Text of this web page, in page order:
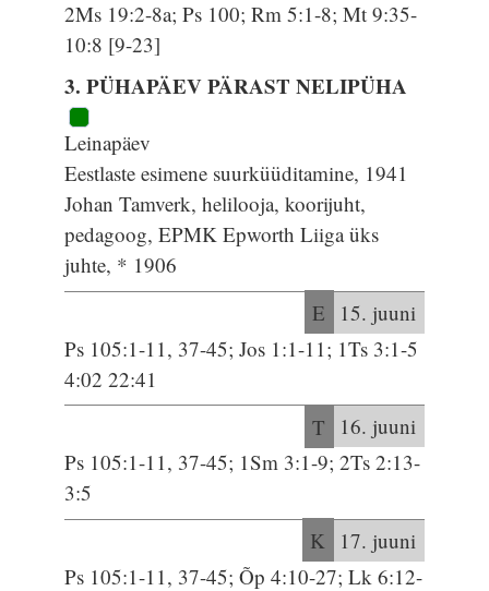
2Ms 19:2-8a; Ps 100; Rm 5:1-8; Mt 9:35-
10:8 [9-23]
3. PÜHAPÄEV PÄRAST NELIPÜHA
Leinapäev
Eestlaste esimene suurküüditamine, 1941
Johan Tamverk, helilooja, koorijuht,
pedagoog, EPMK Epworth Liiga üks
juhte, * 1906
E
15. juuni
Ps 105:1-11, 37-45; Jos 1:1-11; 1Ts 3:1-5
4:02 22:41
T
16. juuni
Ps 105:1-11, 37-45; 1Sm 3:1-9; 2Ts 2:13-
3:5
K
17. juuni
Ps 105:1-11, 37-45; Õp 4:10-27; Lk 6:12-